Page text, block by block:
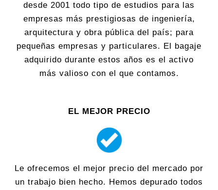
desde 2001 todo tipo de estudios para las
empresas más prestigiosas de ingeniería,
arquitectura y obra pública del país; para
pequeñas empresas y particulares. El bagaje
adquirido durante estos años es el activo
más valioso con el que contamos.
EL MEJOR PRECIO
Le ofrecemos el mejor precio del mercado por
un trabajo bien hecho. Hemos depurado todos